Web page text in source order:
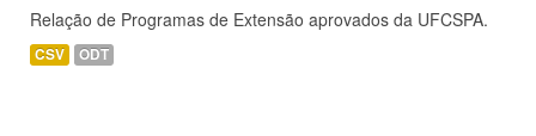
Relação de Programas de Extensão aprovados da UFCSPA.
CSV ODT